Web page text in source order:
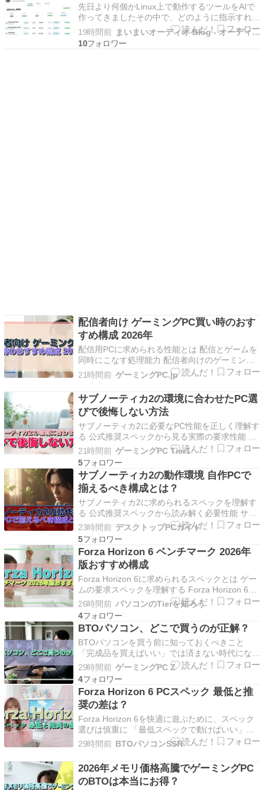
先日より何個かLinux上で動作するツールをAIで
作ってきましたその中で、どのように指示すれば
開発を進めやすいのかある程度コツも分かってき
ましたそこで夏季休暇を利用して、以前から考え
ていたオーディオ再生用のLinuxを作り始めてみ
19時間前
まいまいオーディオ Blog - オーディオ ＆ PCパーツ
10
配信者向け ゲーミングPC買い時のおす
すめ構成 2026年
配信用PCに求められる性能とは 配信とゲームを
同時にこなす処理能力 配信者向けのゲーミング
PCを選ぶ際、最も重要なのはゲームプレイと配
信エンコードを同時処理できる性能を確保するこ
とです。 通常のゲーミングPCとは異なり、配信
用途ではCPUとGPUの両方に高い負荷がかかり
続けるため…
21時間前 ゲーミングPC.jp
サブノーティカ2の環境に合わせたPC選
びで後悔しない方法
サブノーティカ2に必要なPC性能を正しく理解す
る 公式推奨スペックから見る実際の要求性能 サ
ブノーティカ2は前作から大幅にグラフィック品
質が向上しており、水中環境の描写やリアルタイ
ムの光の屈折表現など、GPU負荷の高い処理が
多数実装されています。 公式が発表している推
奨スペックは…
21時間前 ゲーミングPC Tier1
5
サブノーティカ2の動作環境 自作PCで
揃えるべき構成とは？
サブノーティカ2に求められるスペックを理解す
る 公式推奨スペックから読み解く必要性能 サブ
ノーティカ2は広大な海洋世界を舞台にしたオー
プンワールドサバイバルゲームで、前作以上に美
しい水中グラフィックスと複雑な生態系シミュレ
ーションが特徴です。 このゲームを快適にプレ
イするには、グ…
23時間前 デスクトップPCガイド
5
Forza Horizon 6 ベンチマーク 2026年
版おすすめ構成
Forza Horizon 6に求められるスペックとは ゲー
ムの要求スペックを理解する Forza Horizon 6は
前作から大幅にグラフィック品質が向上してお
り、特にレイトレーシングを活用した車体の反射
表現や路面の質感描写が飛躍的に進化していま
す。 推奨環境でプレイするには、…
26時間前 パソコンのTierを知ろう
4
BTOパソコン、どこで買うのが正解？
BTOパソコンを買う前に知っておくべきこと
「完成品を買えばいい」では済まない時代になっ
ています 家電量販店でパソコンを買う時代は、
もう終わりを迎えつつあります。 量販店の棚に
並ぶ完成品PCは、メーカーが利益率を最大化す
るために構成を最適化しており、消費者にとって
「ちょうどいい」…
29時間前 ゲーミングPC Z
4
Forza Horizon 6 PCスペック 最低と推
奨の差は？
Forza Horizon 6を快適に遊ぶために、スペック
選びは慎重に 「最低スペックで動けばいい」は
危険な考え方 Forza Horizon 6は、広大なオープ
ンワールドを舞台にした最新のレーシングシミュ
レーターです。 前作Forza Horizon 5がメキシコ
を舞台にしてい…
29時間前 BTOパソコンSSR
2026年メモリ価格高騰でゲーミングPC
のBTOは本当にお得？